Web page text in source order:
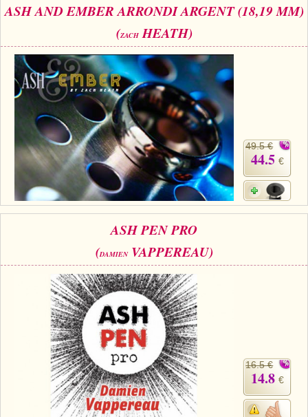
ASH AND EMBER ARRONDI ARGENT (18,19 MM)
(ZACHHEATH)
49.5 €
44.5 €
ASH PEN PRO
(DAMIENVAPPEREAU)
16.5 €
14.8 €